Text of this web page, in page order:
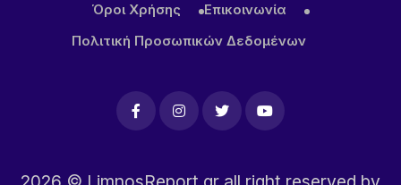
Όροι Χρήσης
Επικοινωνία
Πολιτική Προσωπικών Δεδομένων